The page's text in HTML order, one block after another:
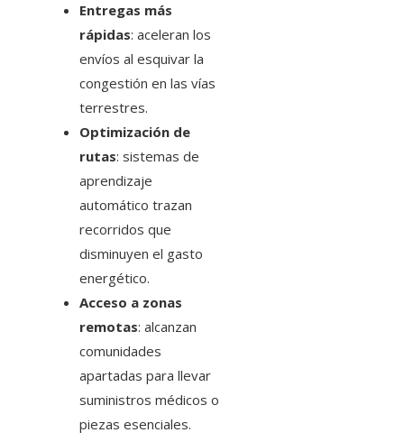
Entregas más
rápidas: aceleran los
envíos al esquivar la
congestión en las vías
terrestres.
Optimización de
rutas: sistemas de
aprendizaje
automático trazan
recorridos que
disminuyen el gasto
energético.
Acceso a zonas
remotas: alcanzan
comunidades
apartadas para llevar
suministros médicos o
piezas esenciales.